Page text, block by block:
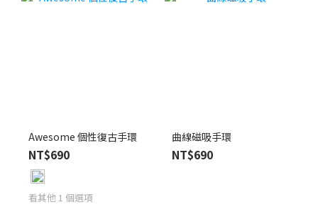
Awesome 個性復古手環
NT$690
看其他 1 個選項
曲線磁吸手環
NT$690